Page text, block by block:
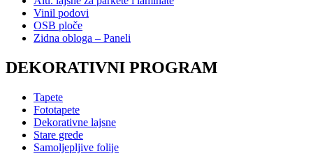
Vinil podovi
OSB ploče
Zidna obloga – Paneli
DEKORATIVNI PROGRAM
Tapete
Fototapete
Dekorativne lajsne
Stare grede
Samoljepljive folije